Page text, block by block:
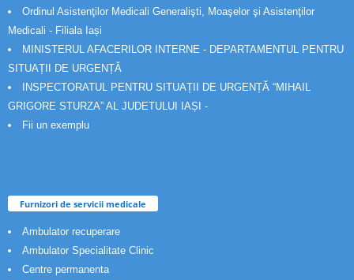
Ordinul Asistenţilor Medicali Generalişti, Moaşelor şi Asistenţilor
Medicali - Filiala Iași
MINISTERUL AFACERILOR INTERNE - DEPARTAMENTUL PENTRU
SITUAȚII DE URGENȚĂ
INSPECTORATUL PENTRU SITUAȚII DE URGENȚĂ “MIHAIL
GRIGORE STURZA” AL JUDETULUI IAȘI -
Fii un exemplu
Furnizori de servicii medicale
Ambulator recuperare
Ambulator Specialitate Clinic
Centre permanenta